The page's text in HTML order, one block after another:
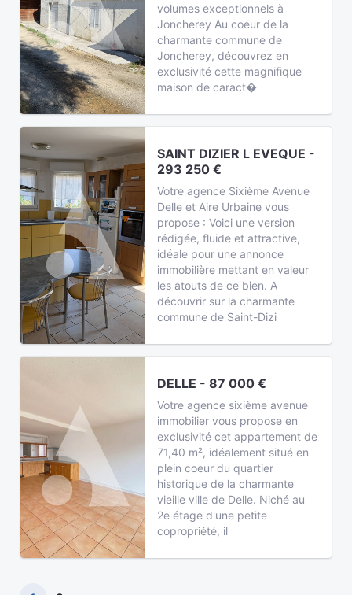
volumes exceptionnels à
Joncherey Au coeur de la
charmante commune de
Joncherey, découvrez en
exclusivité cette magnifique
maison de caract�
SAINT DIZIER L EVEQUE -
293 250 €
Votre agence Sixième Avenue
Delle et Aire Urbaine vous
propose : Voici une version
rédigée, fluide et attractive,
idéale pour une annonce
immobilière mettant en valeur
les atouts de ce bien. A
découvrir sur la charmante
commune de Saint-Dizi
DELLE - 87 000 €
Votre agence sixième avenue
immobilier vous propose en
exclusivité cet appartement de
71,40 m², idéalement situé en
plein coeur du quartier
historique de la charmante
vieille ville de Delle. Niché au
2e étage d'une petite
copropriété, il